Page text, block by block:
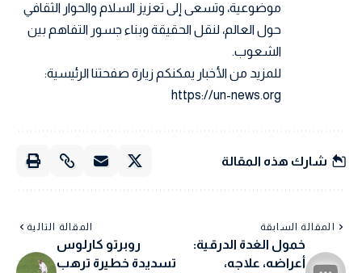
موضوعية، وتسعى إلى تعزيز السلام والحوار الثقافي
حول العالم، لنقل الحقيقة وبناء جسور التفاهم بين
الشعوب.
للمزيد من الأخبار يمكنكم زيارة صفحتنا الرئيسية:
https://un-news.org
شارك هذه المقالة
المقالة السابقة
خمول الغدة الدرقية:
أعراضه، علاجه،
المقالة التالية
روبرتو كارلوس
تسديدة خطيرة ترهب